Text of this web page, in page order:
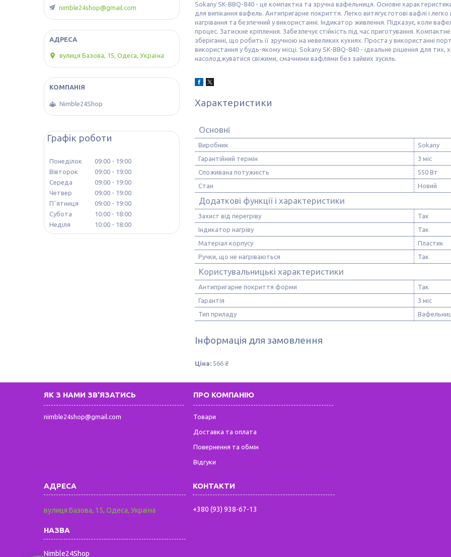
Sokany SK-BBQ-840 - це компактна та зручна вафельниця. Основні
для випікання вафель. Антипригарне покриття. Легко витягує готові вафлі і
нагрівання та безпечний у використанні. Індикатор живлення. Підказує, коли
процес. Затискне кріплення. Забезпечує стійкість під час приготування.
зберіганні, що робить її зручною на невеликих кухнях. Проста у використанні
використання у будь-якому місці. Sokany SK-BBQ-840 - ідеальне рішення для тих,
насолоджуватися свіжими, смачними вафлями без зайвих зусиль.
Характеристики
Основні
Виробник
Sokany
Гарантійний термін
3 міс
Споживана потужність
550 Вт
Стан
Новий
Додаткові функції і характеристики
Захист від перегріву
Так
Індикатор нагріву
Так
Матеріал корпусу
Пластик
Ручки, що не нагріваються
Так
Користувальницькі характеристики
Антипригарне покриття форми
Так
Гарантія
3 міс
Тип приладу
Інформація для замовлення
Ціна: 566 ₴
nimble24shop@gmail.com
вулиця Базова, 15, Одеса, Україна
Nimble24Shop
Графік роботи
Понеділок 09:00
19:00
Вівторок
09:00
19:00
Середа
09:00
19:00
Четвер
09:00
19:00
Пʼятниця
09:00
19:00
Субота
10:00
18:00
Неділя
10:00 18:00
ЯК З НАМИ ЗВ'ЯЗАТИСЬ
nimble24shop@gmail.com
ПРО КОМПАНІЮ
Товари
Доставка та оплата
Повернення та обмін
Відгуки
вулиця Базова, 15, Одеса, Україна
Nimble24Shop
+380 (93) 938-67-13